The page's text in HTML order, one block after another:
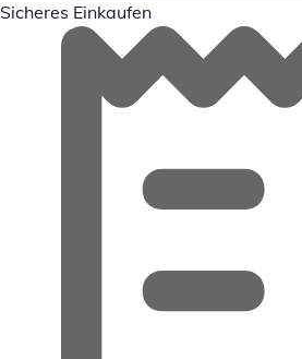
Sicheres Einkaufen